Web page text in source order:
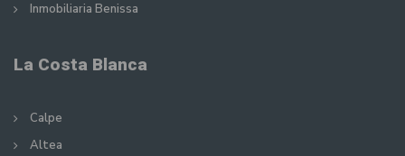
Inmobiliaria Benissa
La Costa Blanca
Calpe
Altea